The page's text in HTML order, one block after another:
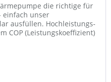
die richtige für
einfach unser
ausfüllen. Hochleistungs-
COP (Leistungskoeffizient)